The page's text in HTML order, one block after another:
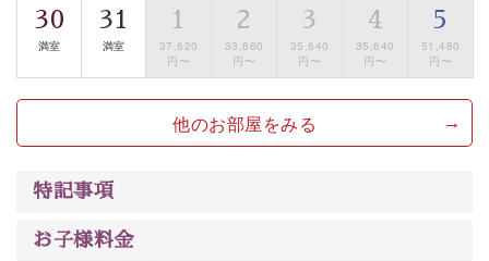
以上がプラン内容です。
上諏訪温泉“しんゆ”なら諏訪大社など歴史ある諏訪の街
で心癒されます。
清らかな源泉、自然の恵みあるお食事、諏訪湖に包まれ
るお部屋、 大人のたしなみを感じていただける、美しく
さい。
30
満室
31
満室
1
37,620
円〜
2
33,660
円〜
3
35,640
円〜
4
35,640
円〜
5
51,480
円〜
他のお部屋をみる
特記事項
お子様料金